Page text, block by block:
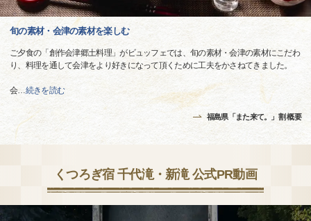
旬の素材・会津の素材を楽しむ
ご夕食の「創作会津郷土料理」がビュッフェでは、旬の素材・会津の素材にこだわ
り、料理を通して会津をより好きになって頂くために工夫をかさねてきました。
会…続きを読む
福島県「また来て。」割 概要
くつろぎ宿 千代滝・新滝 公式PR動画